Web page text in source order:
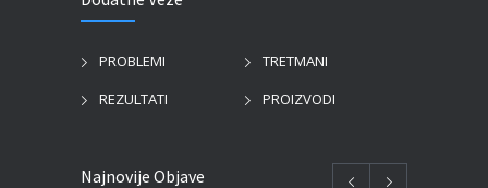
PROBLEMI
TRETMANI
REZULTATI
PROIZVODI
Najnovije Objave